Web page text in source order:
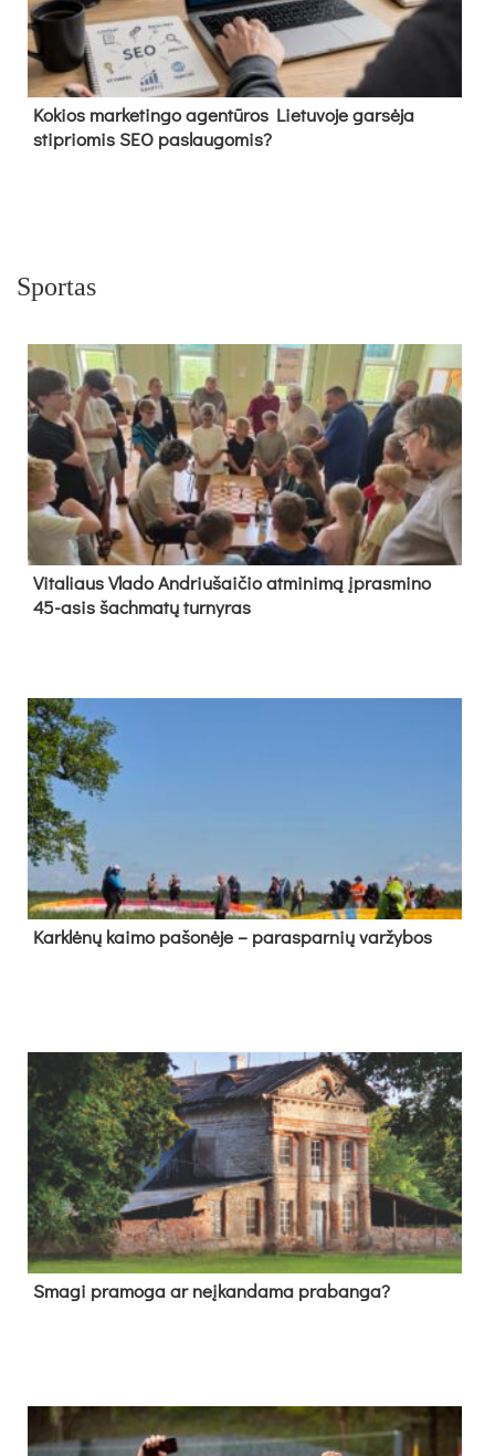
Kokios marketingo agentūros Lietuvoje garsėja
stipriomis SEO paslaugomis?
Sportas
Vi­ta­liaus Vla­do And­riu­šai­čio at­mi­ni­mą įpras­mi­no
45-asis šach­ma­tų tur­ny­ras
Kark­lė­nų kai­mo pa­šo­nė­je – pa­ras­par­nių var­žy­bos
Sma­gi pra­mo­ga ar neį­kan­da­ma pra­ban­ga?